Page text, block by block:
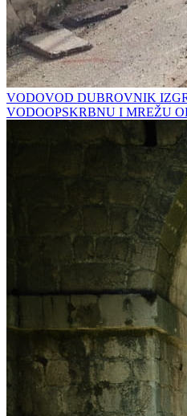
VODOVOD DUBROVNIK
VODOOPSKRBNU I MREŽU